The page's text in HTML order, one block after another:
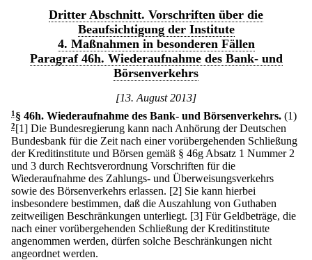
Dritter Abschnitt. Vorschriften über die
Beaufsichtigung der Institute
4. Maßnahmen in besonderen Fällen
Paragraf 46h. Wiederaufnahme des Bank- und
Börsenverkehrs
[13. August 2013]
1 § 46h. Wiederaufnahme des Bank- und Börsenverkehrs. (1)
2[1] Die Bundesregierung kann nach Anhörung der Deutschen
Bundesbank für die Zeit nach einer vorübergehenden Schließung
der Kreditinstitute und Börsen gemäß § 46g Absatz 1 Nummer 2
und 3 durch Rechtsverordnung Vorschriften für die
Wiederaufnahme des Zahlungs- und Überweisungsverkehrs
sowie des Börsenverkehrs erlassen. [2] Sie kann hierbei
insbesondere bestimmen, daß die Auszahlung von Guthaben
zeitweiligen Beschränkungen unterliegt. [3] Für Geldbeträge, die
nach einer vorübergehenden Schließung der Kreditinstitute
angenommen werden, dürfen solche Beschränkungen nicht
angeordnet werden.